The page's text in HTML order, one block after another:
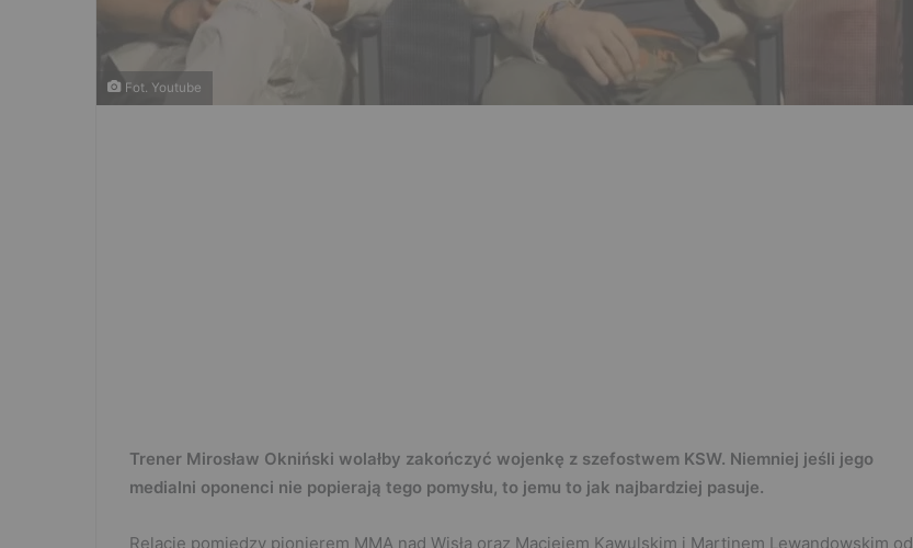
Fot. Youtube
Trener Mirosław Okniński wolałby zakończyć wojenkę z szefostwem KSW. Niemniej jeśli jego
medialni oponenci nie popierają tego pomysłu, to jemu to jak najbardziej pasuje.
Relacje pomiędzy pionierem MMA nad Wisłą oraz Maciejem Kawulskim i Martinem Lewandowskim od